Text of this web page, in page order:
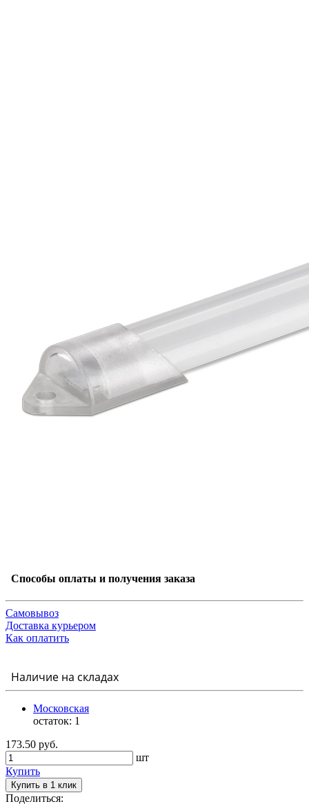
Способы оплаты и получения заказа
Самовывоз
Доставка курьером
Как оплатить
Наличие на складах
Московская
остаток: 1
173.50 руб.
шт
Купить
Купить в 1 клик
Поделиться: